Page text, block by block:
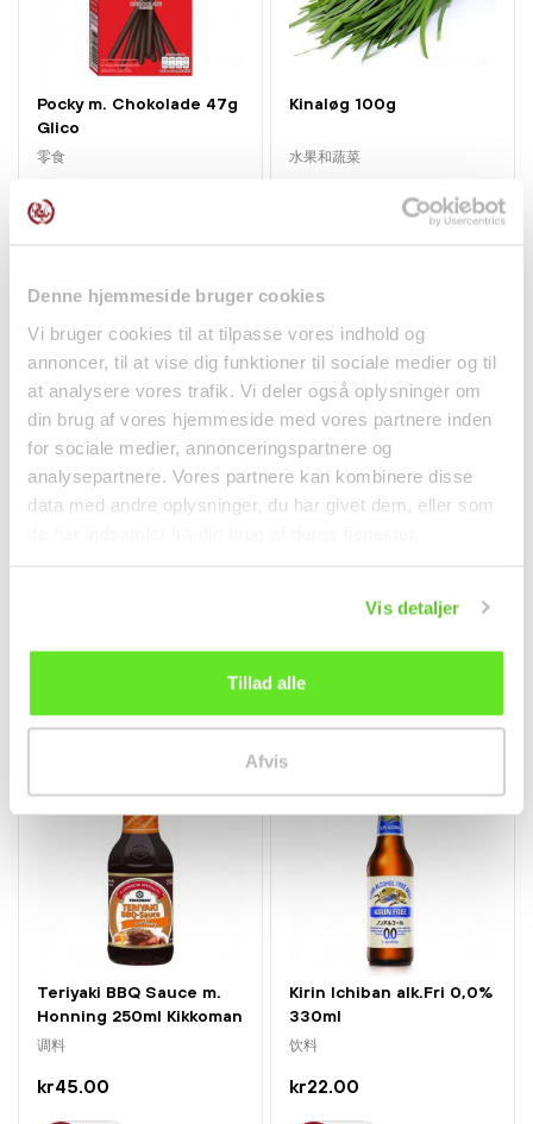
Denne hjemmeside bruger cookies
Vi bruger cookies til at tilpasse vores indhold og
annoncer, til at vise dig funktioner til sociale medier og til
at analysere vores trafik. Vi deler også oplysninger om
din brug af vores hjemmeside med vores partnere inden
for sociale medier, annonceringspartnere og
analysepartnere. Vores partnere kan kombinere disse
data med andre oplysninger, du har givet dem, eller som
Vis detaljer
Tillad alle
Afvis
立即订购，品尝日本饭团与新奥尔良辛香料理的独特风味
融合 – 一口尽享！ 🍙🔥
烹饪说明：
各类电器功率不同，以下仅为参考。务必将产品加热至热
气腾腾且完全熟透；用微波炉取出时小心热蒸汽。
微波炉：
从冷冻状态在 1700W 下加热 40 秒。
Pocky m. Chokolade 47g
Glico
零食
kr17.00
Kinaløg 100g
水果和蔬菜
仅配送⾄邮编1000-4999
Teriyaki BBQ Sauce m.
Honning 250ml Kikkoman
调料
kr45.00
Kirin Ichiban alk.Fri 0,0%
330ml
饮料
kr22.00